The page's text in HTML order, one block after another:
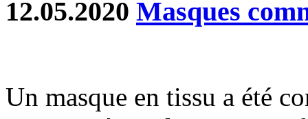
12.05.2020 Masques
Un masque en tissu a été